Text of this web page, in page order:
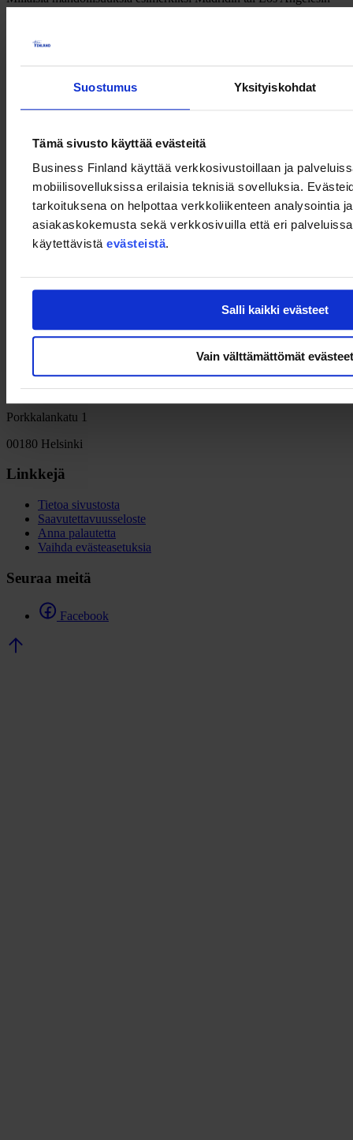
Suostumus Yksityiskohdat
Tämä sivusto käyttää evästeitä
Business Finland käyttää verkkosivustoillaan ja
mobiilisovelluksissa erilaisia teknisiä sovelluksia.
tarkoituksena on helpottaa verkkoliikenteen analysointia
asiakaskokemusta sekä verkkosivuilla että eri
käytettävistä evästeistä.
Salli kaikki evästeet
Vain välttämättömät evästeet
kaupunkiratkaisuja? Tarkastelemme webinaarissa muun muassa
Tutustu hiilineutraalien kaupunkiprojektien tarjoamiin mahdollisuuksiin
Espanja
Unique urban development project in Spain is seeking smart
city innovative solutions from Finland- Business Opportunity,
13.10.2022
Representatives of Madrid Nuevo Norte visited Finland-
Business Finland, uutinen 15.5.2023
Team Finland
Porkkalankatu 1
00180 Helsinki
Linkkejä
Tietoa sivustosta
Saavutettavuusseloste
Anna palautetta
Vaihda evästeasetuksia
Seuraa meitä
Facebook